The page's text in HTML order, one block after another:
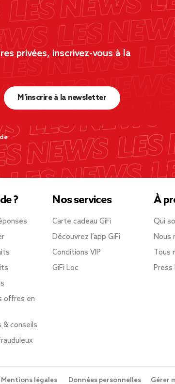
privées, inscrivez-vous à la
M’inscrire à la newsletter
?
offres en
& conseils
Nos services
Carte cadeau GiFi
Découvrez l’app GiFi
Conditions VIP
GiFi Loc
À
Qui
Nous
Tous
Press
Mentions légales Données personnelles Gérer